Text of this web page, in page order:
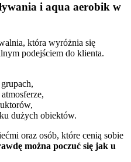
i aqua aerobik w
która wyróżnia się
podejściem do klienta.
dużych obiektów.
oraz osób, które cenią sobie
można poczuć się jak u